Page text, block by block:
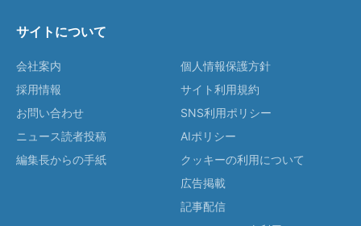
サイトについて
会社案内
採用情報
お問い合わせ
ニュース読者投稿
編集長からの手紙
個人情報保護方針
サイト利用規約
SNS利用ポリシー
AIポリシー
クッキーの利用について
広告掲載
記事配信